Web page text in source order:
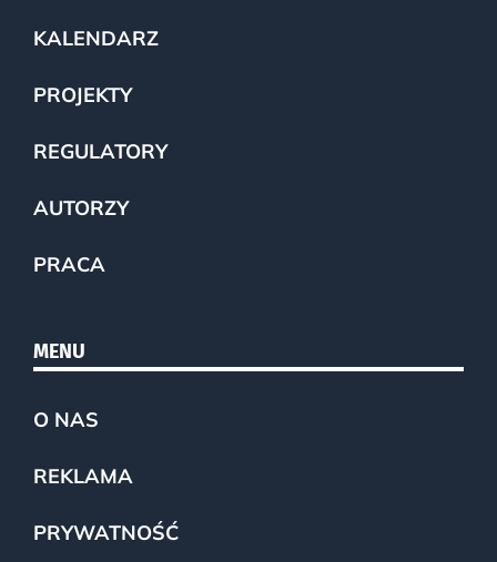
KALENDARZ
PROJEKTY
REGULATORY
AUTORZY
PRACA
MENU
O NAS
REKLAMA
PRYWATNOŚĆ